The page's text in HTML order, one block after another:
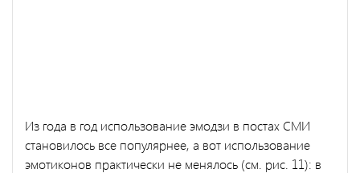
Из года в год использование эмодзи в постах СМИ
становилось все популярнее, а вот использование
эмотиконов практически не менялось (см. рис. 11): в